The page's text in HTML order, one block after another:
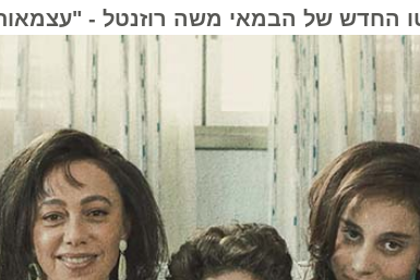
של הבמאי משה רוזנטל - "עצמאות"